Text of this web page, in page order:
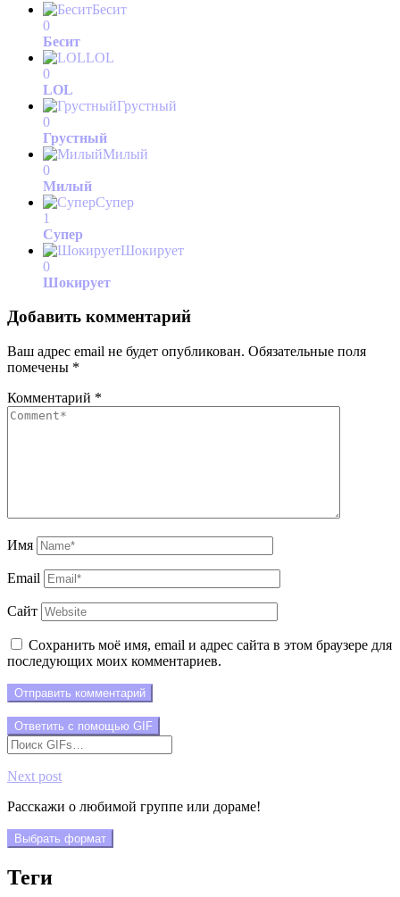
Бесит
0
Бесит
LOL
0
LOL
Грустный
0
Грустный
Милый
0
Милый
Супер
1
Супер
Шокирует
0
Шокирует
Добавить комментарий
Ваш адрес email не будет опубликован. Обязательные поля
помечены *
Комментарий *
Имя
Email
Сайт
Сохранить моё имя, email и адрес сайта в этом браузере для
последующих моих комментариев.
Отправить комментарий
Ответить с помощью GIF
Next post
Расскажи о любимой группе или дораме!
Выбрать формат
Теги